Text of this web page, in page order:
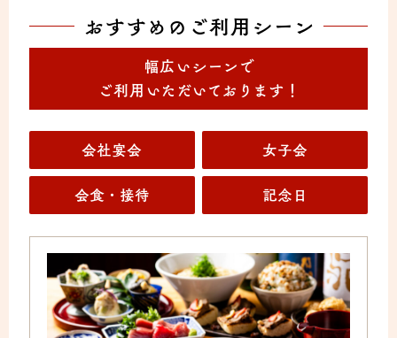
おすすめのご利用シーン
幅広いシーンで
ご利用いただいております！
会社宴会 女子会
会食・接待 記念日